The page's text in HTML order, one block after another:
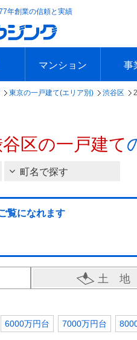
年創業の信頼と実績
す
物件
物件
マンション
エリアで探す
沿線で探す
本日の新着物件
今週の新着物件
事
エリ
沿線
本日
今週
東京の一戸建て(エリア別) 渋谷区
区の一戸建て
町名で探す
覧になれます
土 地
6000万円台 7000万円台